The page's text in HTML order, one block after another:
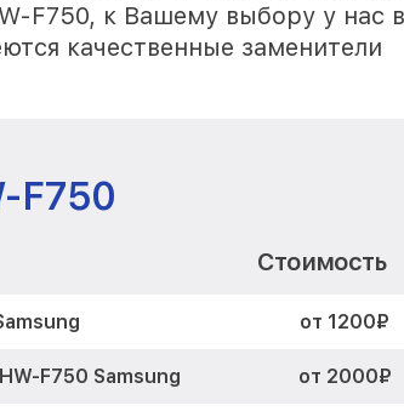
F750, к Вашему выбору у нас
качественные заменители
F750
Стоимость
от 1200₽
F750 Samsung от 2000₽